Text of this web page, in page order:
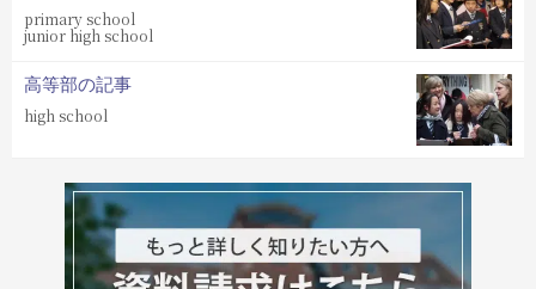
primary school
junior high school
高等部の記事
high school